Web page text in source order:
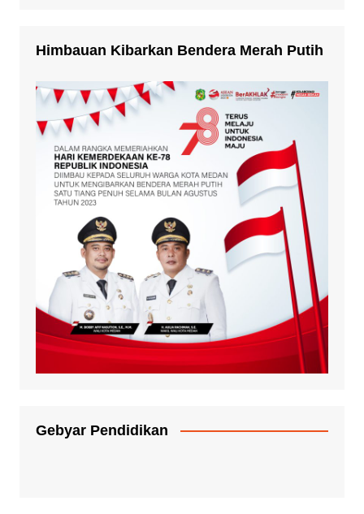
Himbauan Kibarkan Bendera Merah Putih
Gebyar Pendidikan